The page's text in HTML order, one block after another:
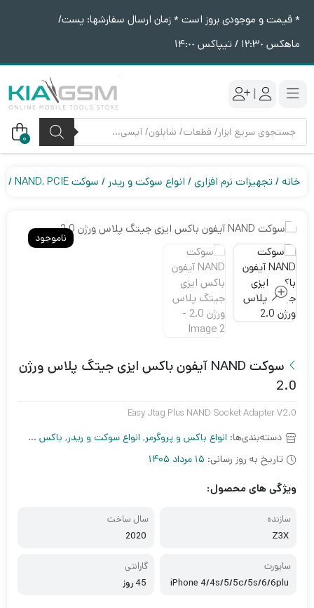
* قیمت و موجودی بروز است * زمان ارسال سفارشها: پست/
ماهکس ١٢:٣٠ / تیپاکس ١۴:٠٠
|
جستجوی
محصولات 0
خانه تجهیزات نرم افزاری انواع سوکت و ریدر سوکت NAND, PCIE
ناموجود
سوکت NAND آیفون باکس ایزی جیتگ پلاس ورژن
2.0
Easy Jtag Plus NAND Socket Adapter V2.0
دسته‌بندی‌ها: انواع باکس و پروگرمر, انواع سوکت و ریدر, باکس و پروگرمر آیفون
تاریخ به روز رسانی: 15 مرداد 1405
ویژگی های محصول:
سازنده
Z3X
سال ساخت
2020
ساپورت
iPhone 4/4s/5/5c/5s/6/6plu
گارانتی
45 روز